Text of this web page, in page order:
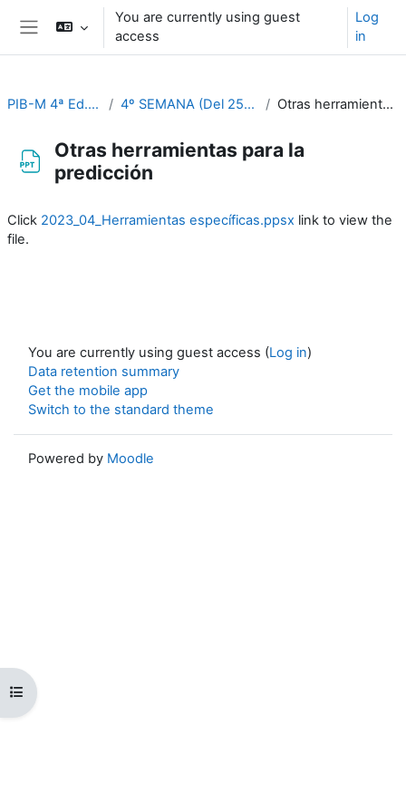
Skip to main content
You are currently using guest
access
Log
in
Open course index
PIB-M 4ª Ed. (fase práctica) 4º SEMANA (Del 25 al 29 de septiembre)) Otras herramientas para la predicción
Otras herramientas para la
predicción
Click 2023_04_Herramientas específicas.ppsx link to view the
file.
You are currently using guest access (Log in)
Data retention summary
Get the mobile app
Switch to the standard theme
Powered by Moodle